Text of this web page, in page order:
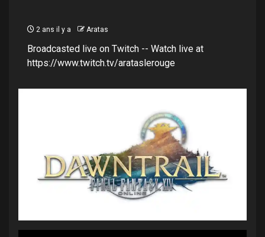
2 ans il y a Aratas
Broadcasted live on Twitch -- Watch live at
https://www.twitch.tv/arataslerouge